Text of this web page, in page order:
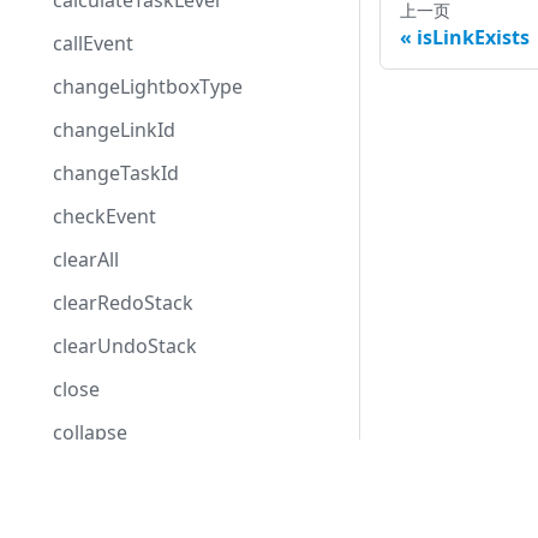
callEvent
changeLightboxType
changeLinkId
changeTaskId
checkEvent
clearAll
clearRedoStack
clearUndoStack
close
collapse
上一页
isLinkExists